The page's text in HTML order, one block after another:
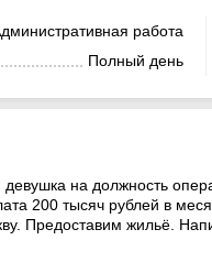
работа
Полный день
девушка на должность
200 тысяч рублей в
Предоставим жильё.